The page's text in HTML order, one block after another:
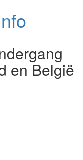
en België